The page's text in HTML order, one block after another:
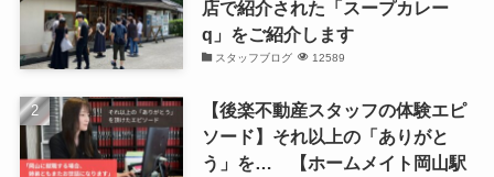
店で紹介された「スープカレー
q」をご紹介します
スタッフブログ 12589
【後楽不動産スタッフの体験エピ
ソード】それ以上の「ありがと
う」を… 【ホームメイト岡山駅